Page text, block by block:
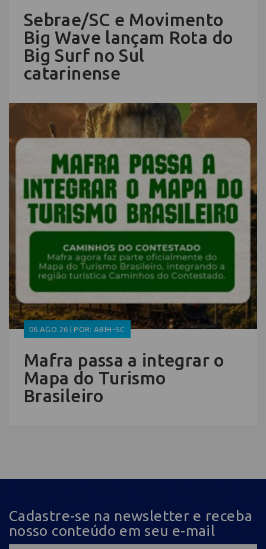
Sebrae/SC e Movimento
Big Wave lançam Rota do
Big Surf no Sul
catarinense
06.AGO.26 | POR: ABIH-SC
Mafra passa a integrar o
Mapa do Turismo
Brasileiro
Cadastre-se na newsletter e receba
nosso conteúdo em seu e-mail